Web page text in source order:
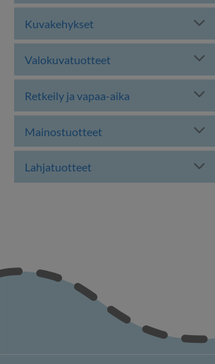
Kuvakehykset
Valokuvatuotteet
Retkeily ja vapaa-aika
Mainostuotteet
Lahjatuotteet